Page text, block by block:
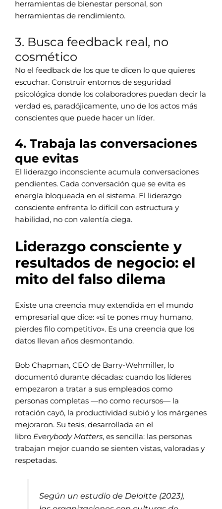
herramientas de bienestar personal, son
herramientas de rendimiento.
3. Busca feedback real, no
cosmético
No el feedback de los que te dicen lo que quieres
escuchar. Construir entornos de seguridad
psicológica donde los colaboradores puedan decir la
verdad es, paradójicamente, uno de los actos más
conscientes que puede hacer un líder.
4. Trabaja las conversaciones
que evitas
El liderazgo inconsciente acumula conversaciones
pendientes. Cada conversación que se evita es
energía bloqueada en el sistema. El liderazgo
consciente enfrenta lo difícil con estructura y
habilidad, no con valentía ciega.
Liderazgo consciente y
resultados de negocio: el
mito del falso dilema
Existe una creencia muy extendida en el mundo
empresarial que dice: «si te pones muy humano,
pierdes filo competitivo». Es una creencia que los
datos llevan años desmontando.
Bob Chapman, CEO de Barry-Wehmiller, lo
documentó durante décadas: cuando los líderes
empezaron a tratar a sus empleados como
personas completas —no como recursos— la
rotación cayó, la productividad subió y los márgenes
mejoraron. Su tesis, desarrollada en el
libro Everybody Matters, es sencilla: las personas
trabajan mejor cuando se sienten vistas, valoradas y
respetadas.
Según un estudio de Deloitte (2023),